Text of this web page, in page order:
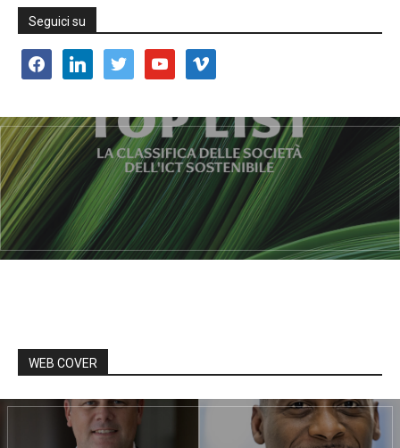
Seguici su
facebooklinkedin twitter youtube vimeo
WEB COVER